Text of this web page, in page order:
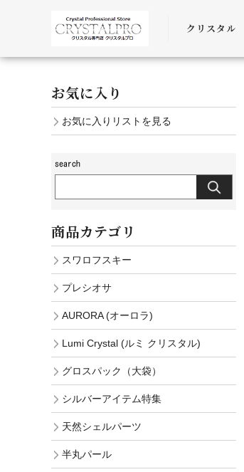
クリスタル
SWAROVSKI
お気に入り
お気に入りリストを見る
商品カテゴリ
スワロフスキー
プレシオサ
AURORA (オーロラ)
Lumi Crystal (ルミ クリスタル)
グロスパック（大袋）
シルバーアイテム特集
天然シェルパーツ
半丸パール